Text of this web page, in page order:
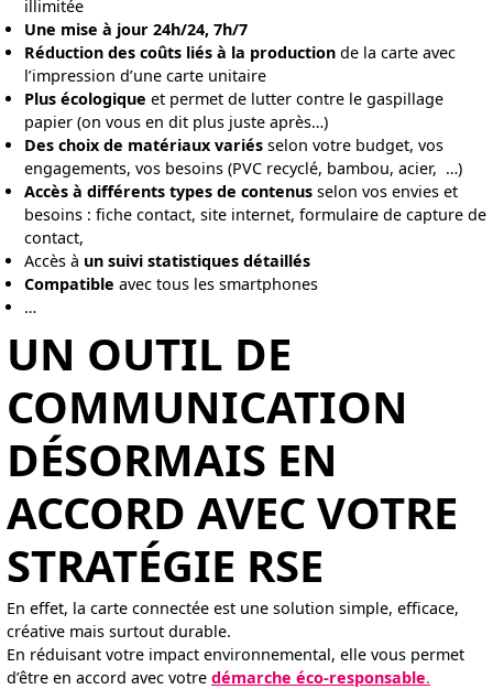
illimitée
Une mise à jour 24h/24, 7h/7
Réduction des coûts liés à la production de la carte avec
l’impression d’une carte unitaire
Plus écologique et permet de lutter contre le gaspillage
papier (on vous en dit plus juste après…)
Des choix de matériaux variés selon votre budget, vos
engagements, vos besoins (PVC recyclé, bambou, acier, …)
Accès à différents types de contenus selon vos envies et
besoins : fiche contact, site internet, formulaire de capture de
contact,
Accès à un suivi statistiques détaillés
Compatible avec tous les smartphones
…
UN OUTIL DE
COMMUNICATION
DÉSORMAIS EN
ACCORD AVEC VOTRE
STRATÉGIE RSE
En effet, la carte connectée est une solution simple, efficace,
créative mais surtout durable.
En réduisant votre impact environnemental, elle vous permet
d’être en accord avec votre démarche éco-responsable.